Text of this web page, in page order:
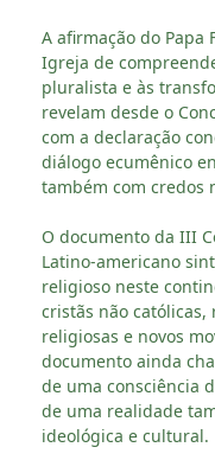
A afirmação do Papa
Igreja de
pluralista e às
revelam desde o
com a declaração
diálogo ecumênico
também com credos
O documento da III
Latino-americano
religioso neste
cristãs não
religiosas e novos
documento ainda
de uma consciência
de uma realidade
ideológica e cultural.